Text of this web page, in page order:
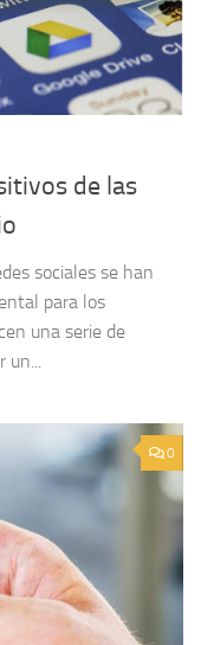
de las
sociales se han
para los
una serie de
un...
0